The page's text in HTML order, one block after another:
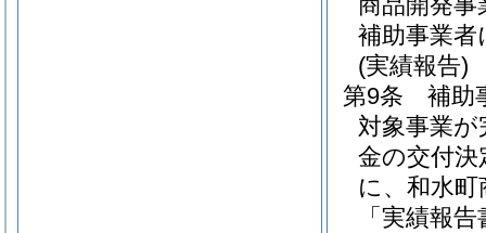
補助事業
(実績報告)
第9条
補助
対象事業
金の交付
に、和水
「実績報